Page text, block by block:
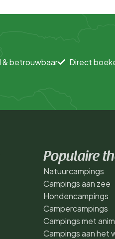
& betrouwbaar Direct
Populaire
Natuurcampings
Campings aan zee
Hondencampings
Campercampings
Campings met
Campings aan het